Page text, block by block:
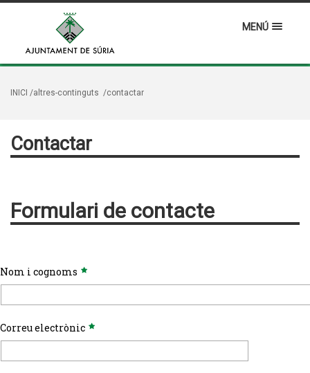
MENÚ
INICI /altres-continguts /contactar
Contactar
Formulari de contacte
Nom i cognoms
Correu electrònic